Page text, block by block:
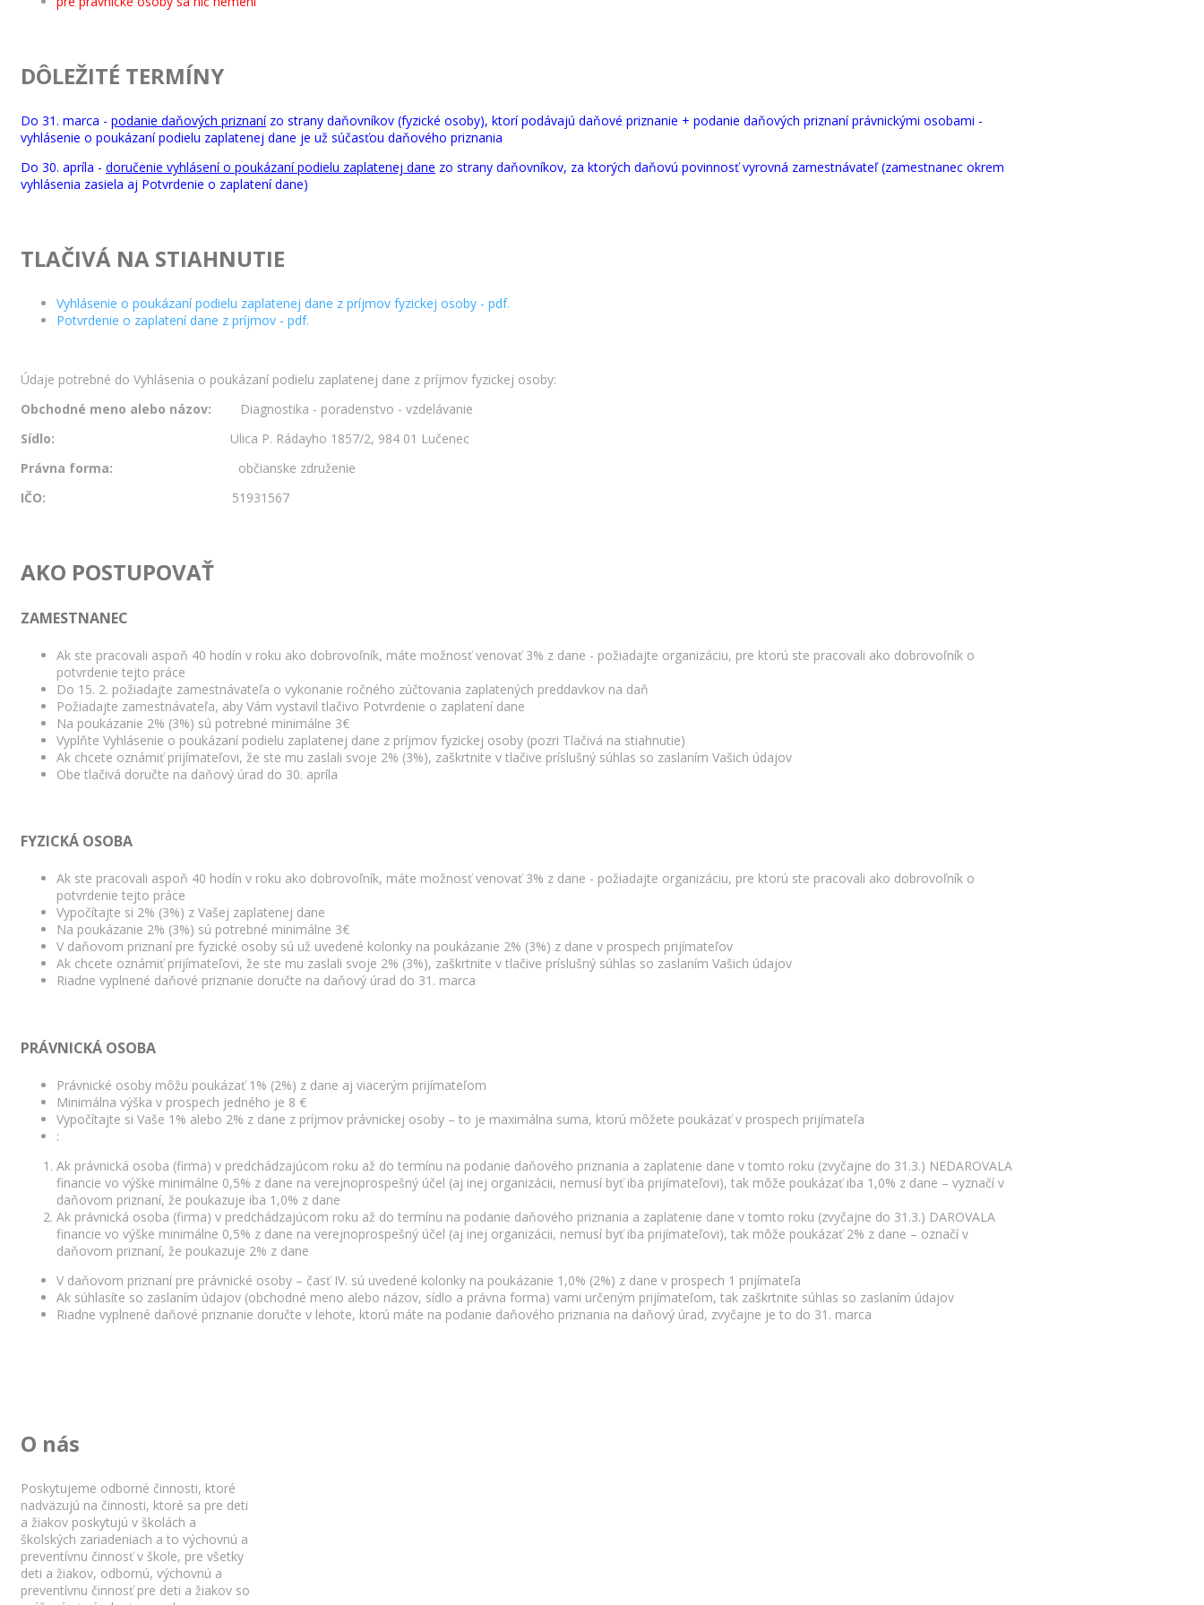
DÔLEŽITÉ TERMÍNY
Do 31. marca - podanie daňových priznanízo strany daňovníkov (fyzické osoby), ktorí podávajú daňové priznanie + podanie daňových priznaní právnickými osobami -
vyhlásenie o poukázaní podielu zaplatenej dane je už súčasťou daňového priznania
Do 30. apríla - doručenie vyhlásení o poukázaní podielu zaplatenej dane zo strany daňovníkov, za ktorých daňovú povinnosť vyrovná zamestnávateľ (zamestnanec okrem
vyhlásenia zasiela aj Potvrdenie o zaplatení dane)
TLAČIVÁ NA STIAHNUTIE
Vyhlásenie o poukázaní podielu zaplatenej dane z príjmov fyzickej osoby - pdf.
Potvrdenie o zaplatení dane z príjmov - pdf.
Údaje potrebné do Vyhlásenia o poukázaní podielu zaplatenej dane z príjmov fyzickej osoby:
Obchodné meno alebo názov: Diagnostika - poradenstvo - vzdelávanie
Sídlo: Ulica P. Rádayho 1857/2, 984 01 Lučenec
Právna forma: občianske združenie
IČO: 51931567
AKO POSTUPOVAŤ
ZAMESTNANEC
Ak ste pracovali aspoň 40 hodín v roku ako dobrovoľník, máte možnosť venovať 3% z dane - požiadajte organizáciu, pre ktorú ste pracovali ako dobrovoľník o
potvrdenie tejto práce
Do 15. 2. požiadajte zamestnávateľa o vykonanie ročného zúčtovania zaplatených preddavkov na daň
Požiadajte zamestnávateľa, aby Vám vystavil tlačivo Potvrdenie o zaplatení dane
Na poukázanie 2% (3%) sú potrebné minimálne 3€
Vyplňte Vyhlásenie o poukázaní podielu zaplatenej dane z príjmov fyzickej osoby (pozri Tlačivá na stiahnutie)
Ak chcete oznámiť prijímateľovi, že ste mu zaslali svoje 2% (3%), zaškrtnite v tlačive príslušný súhlas so zaslaním Vašich údajov
Obe tlačivá doručte na daňový úrad do 30. apríla
FYZICKÁ OSOBA
Ak ste pracovali aspoň 40 hodín v roku ako dobrovoľník, máte možnosť venovať 3% z dane - požiadajte organizáciu, pre ktorú ste pracovali ako dobrovoľník o
potvrdenie tejto práce
Vypočítajte si 2% (3%) z Vašej zaplatenej dane
Na poukázanie 2% (3%) sú potrebné minimálne 3€
V daňovom priznaní pre fyzické osoby sú už uvedené kolonky na poukázanie 2% (3%) z dane v prospech prijímateľov
Ak chcete oznámiť prijímateľovi, že ste mu zaslali svoje 2% (3%), zaškrtnite v tlačive príslušný súhlas so zaslaním Vašich údajov
Riadne vyplnené daňové priznanie doručte na daňový úrad do 31. marca
PRÁVNICKÁ OSOBA
Právnické osoby môžu poukázať 1% (2%) z dane aj viacerým prijímateľom
Minimálna výška v prospech jedného je 8 €
Vypočítajte si Vaše 1% alebo 2% z dane z príjmov právnickej osoby – to je maximálna suma, ktorú môžete poukázať v prospech prijímateľa
:
Ak právnická osoba (firma) v predchádzajúcom roku až do termínu na podanie daňového priznania a zaplatenie dane v tomto roku (zvyčajne do 31.3.) NEDAROVALA
financie vo výške minimálne 0,5% z dane na verejnoprospešný účel (aj inej organizácii, nemusí byť iba prijímateľovi), tak môže poukázať iba 1,0% z dane – vyznačí v
daňovom priznaní, že poukazuje iba 1,0% z dane
Ak právnická osoba (firma) v predchádzajúcom roku až do termínu na podanie daňového priznania a zaplatenie dane v tomto roku (zvyčajne do 31.3.) DAROVALA
financie vo výške minimálne 0,5% z dane na verejnoprospešný účel (aj inej organizácii, nemusí byť iba prijímateľovi), tak môže poukázať 2% z dane – označí v
daňovom priznaní, že poukazuje 2% z dane
V daňovom priznaní pre právnické osoby – časť IV. sú uvedené kolonky na poukázanie 1,0% (2%) z dane v prospech 1 prijímateľa
Ak súhlasíte so zaslaním údajov (obchodné meno alebo názov, sídlo a právna forma) vami určeným prijímateľom, tak zaškrtnite súhlas so zaslaním údajov
Riadne vyplnené daňové priznanie doručte v lehote, ktorú máte na podanie daňového priznania na daňový úrad, zvyčajne je to do 31. marca
O nás
Poskytujeme odborné činnosti, ktoré
nadväzujú na činnosti, ktoré sa pre deti
a žiakov poskytujú v školách a
školských zariadeniach a to výchovnú a
preventívnu činnosť v škole, pre všetky
deti a žiakov, odbornú, výchovnú a
preventívnu činnosť pre deti a žiakov so